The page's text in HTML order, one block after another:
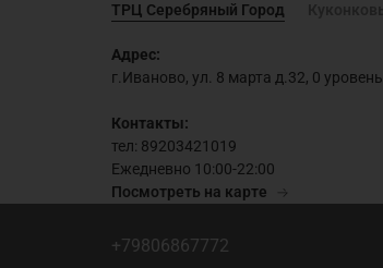
ТРЦ Серебряный Город
Адрес:
г.Иваново, ул. 8 марта д.32, 0 уровень
Контакты:
тел: 89203421019
Ежедневно 10:00-22:00
Посмотреть на карте
+79806867772